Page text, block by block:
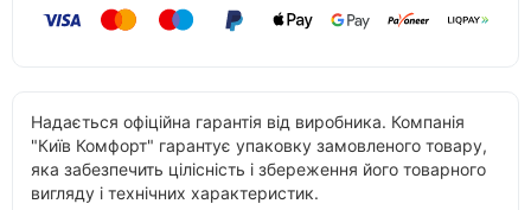
Надається офіційна гарантія від виробника. Компанія
"Київ Комфорт" гарантує упаковку замовленого товару,
яка забезпечить цілісність і збереження його товарного
вигляду і технічних характеристик.